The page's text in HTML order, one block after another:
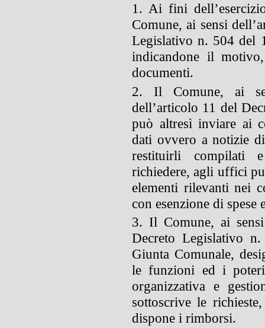
1. Ai fini
Comune, ai sensi
Legislativo n. 504 del
indicandone il
documenti.
2. Il Comune, ai
dell’articolo 11 del
può altresì inviare ai
dati ovvero a notizie
restituirli compilati
richiedere, agli uffici
elementi rilevanti nei
con esenzione di spese
3. Il Comune, ai
Decreto Legislativo
Giunta Comunale,
le funzioni ed i
organizzativa e
sottoscrive le
dispone i rimborsi.